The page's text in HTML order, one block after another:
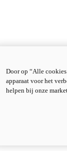
Door op “Alle
apparaat voor het
helpen bij onze